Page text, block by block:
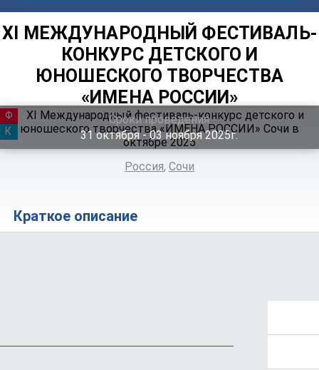
XI МЕЖДУНАРОДНЫЙ ФЕСТИВАЛЬ-
КОНКУРС ДЕТСКОГО И
ЮНОШЕСКОГО ТВОРЧЕСТВА
«ИМЕНА РОССИИ»
Сроки проведения
31октября‐ 03ноября 2025г.
ФЕСТИВАЛЬ
КАНИКУЛЫ
Россия, Сочи
Краткое описание